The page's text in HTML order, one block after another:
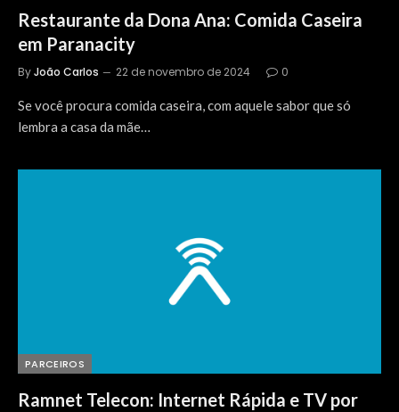
Restaurante da Dona Ana: Comida Caseira
em Paranacity
ByJoão Carlos 22 de novembro de 2024 0
Se você procura comida caseira, com aquele sabor que só
lembra a casa da mãe…
PARCEIROS
Ramnet Telecon: Internet Rápida e TV por